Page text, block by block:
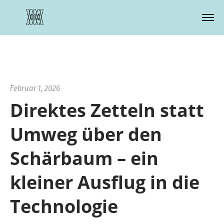
Zustimmung verwalten
Februar 1, 2026
Direktes Zetteln statt
Umweg über den
Schärbaum – ein
kleiner Ausflug in die
Technologie